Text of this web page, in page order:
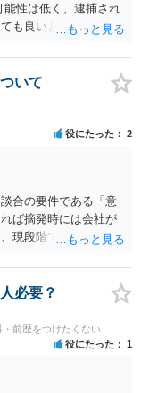
性は低く、逮捕され
も良いと思います。
いて
役にたった 2
合の要件である「意
ば摘発時には会社が
現段階で通報するこ
必要？
・前歴をつけたくない
役にたった 1